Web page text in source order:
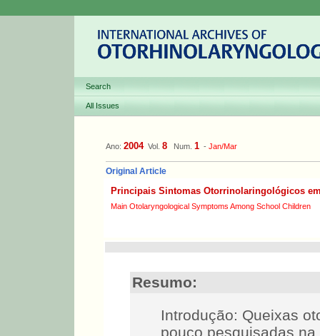
Search
All Issues
Ano: 2004Vol. 8 Num. 1 - Jan/Mar
Original Article
Principais Sintomas Otorrinolaringológicos
Main Otolaryngological Symptoms Among School Children
Resumo:
Introdução: Queixas
pouco pesquisadas